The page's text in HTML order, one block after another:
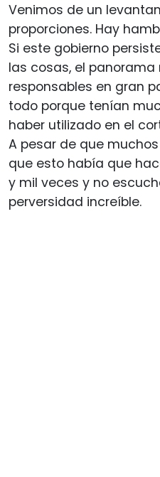
Venimos de un
proporciones. Hay
Si este gobierno
las cosas, el panorama
responsables en gran
todo porque tenían
haber utilizado en el
A pesar de que
que esto había que
y mil veces y no
perversidad increíble.